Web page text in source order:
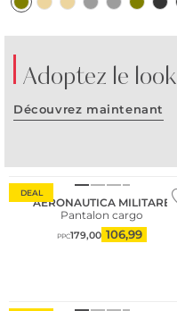
Adoptez le look
Découvrez maintenant
DEAL
AERONAUTICA MILITARE
Pantalon cargo
PPC179,00 106,99